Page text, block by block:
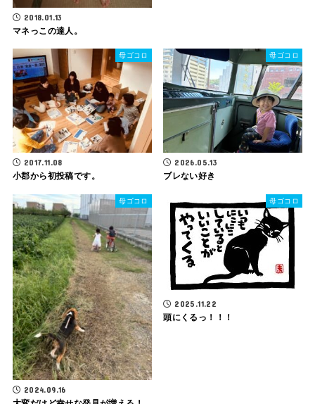
2018.01.13
マネっこの達人。
母ゴコロ
2017.11.08
小郡から初投稿です。
母ゴコロ
2026.05.13
ブレない好き
母ゴコロ
2024.09.16
母ゴコロ
2025.11.22
頭にくるっ！！！